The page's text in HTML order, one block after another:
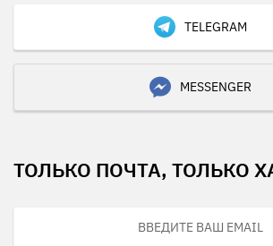
TELEGRAM
MESSENGER
ТОЛЬКО ПОЧТА, ТОЛЬКО